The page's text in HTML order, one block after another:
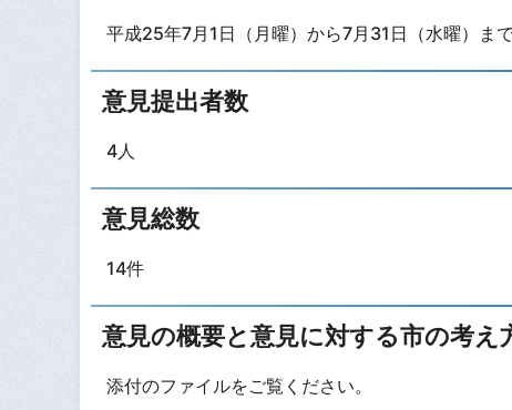
平成25年7月1日（月曜）から7月31日（水曜）ま
意見提出者数
4人
意見総数
14件
意見の概要と意見に対する市の考え
添付のファイルをご覧ください。